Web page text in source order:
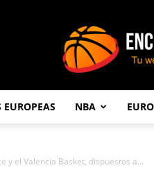
EUROPEAS NBA
y el Valencia Basket, dispuestos a...